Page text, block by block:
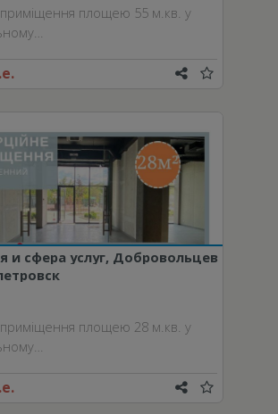
приміщення площею 55 м.кв. у
и сфера услуг, Добровольцев
приміщення площею 28 м.кв. у